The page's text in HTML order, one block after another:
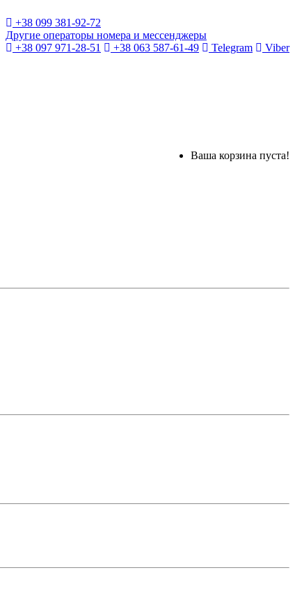
+38 099 381-92-72
Другие операторы номера и мессенджеры
+38 097 971-28-51
+38 063 587-61-49 Telegram Viber
Ваша корзина пуста!